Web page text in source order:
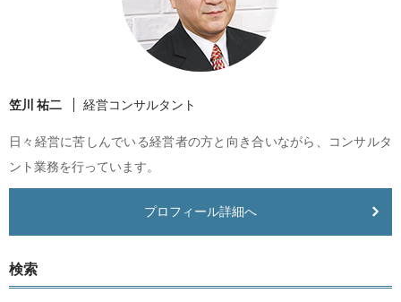
笠川 祐二 経営コンサルタント
日々経営に苦しんでいる経営者の方と向き合いながら、コンサルタ
ント業務を行っています。
プロフィール詳細へ
検索